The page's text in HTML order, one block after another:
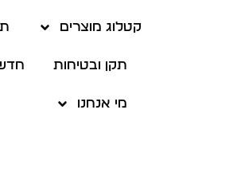
קטלוג מוצרים
תקן ובטיחות
מי אנחנו